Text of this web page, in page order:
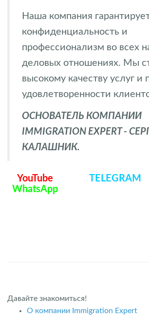
Наша компания
конфиденциальность и
профессионализм во всех
деловых отношениях. Мы
высокому качеству услуг и
удовлетворенности
ОСНОВАТЕЛЬ КОМПАНИИ
IMMIGRATION EXPERT -
КАЛАШНИК.
YouTube
TELEGRAM
WhatsApp
Давайте знакомиться!
О компании Immigration Expert